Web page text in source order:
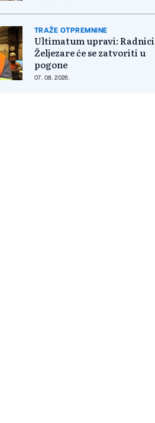
TRAŽE OTPREMNINE
Ultimatum upravi: Radnici
Željezare će se zatvoriti u
pogone
07. 08. 2026.